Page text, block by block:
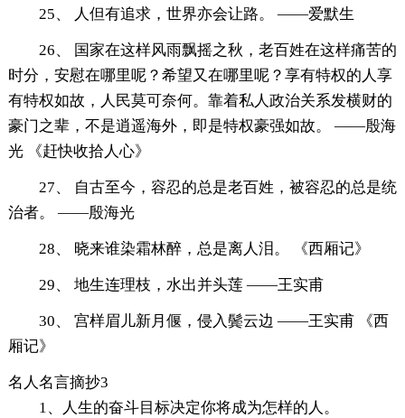
25、 人但有追求，世界亦会让路。 ——爱默生
26、 国家在这样风雨飘摇之秋，老百姓在这样痛苦的
时分，安慰在哪里呢？希望又在哪里呢？享有特权的人享
有特权如故，人民莫可奈何。靠着私人政治关系发横财的
豪门之辈，不是逍遥海外，即是特权豪强如故。 ——殷海
光 《赶快收拾人心》
27、 自古至今，容忍的总是老百姓，被容忍的总是统
治者。 ——殷海光
28、 晓来谁染霜林醉，总是离人泪。 《西厢记》
29、 地生连理枝，水出并头莲 ——王实甫
30、 宫样眉儿新月偃，侵入鬓云边 ——王实甫 《西
厢记》
名人名言摘抄3
1、人生的奋斗目标决定你将成为怎样的人。